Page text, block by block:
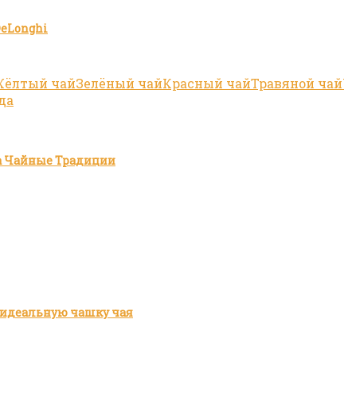
чайЗелёный чайКрасный чайТравяной чай
Чайные Традиции
идеальную чашку чая